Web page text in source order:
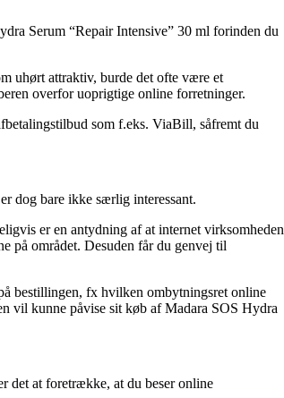
Serum “Repair Intensive” 30 ml forinden du
uhørt attraktiv, burde det ofte være et
overfor uoprigtige online forretninger.
som f.eks. ViaBill, såfremt du
dog bare ikke særlig interessant.
er en antydning af at internet virksomheden
på området. Desuden får du genvej til
bestillingen, fx hvilken ombytningsret online
vil kunne påvise sit køb af Madara SOS Hydra
det at foretrække, at du beser online